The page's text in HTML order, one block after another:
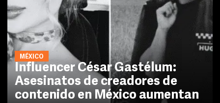
MÉXICO
Influencer César Gastélum:
Asesinatos de creadores de
contenido en México aumentan